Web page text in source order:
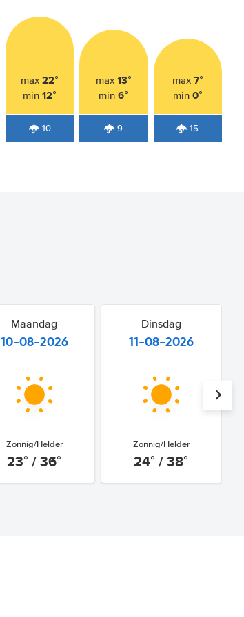
max22°
min12°
10
max 13°
min6°
9
max 7°
min 0°
15
Maandag
10-08-2026
Zonnig/Helder
23° / 36°
Dinsdag
11-08-2026
Zonnig/Helder
24° / 38°